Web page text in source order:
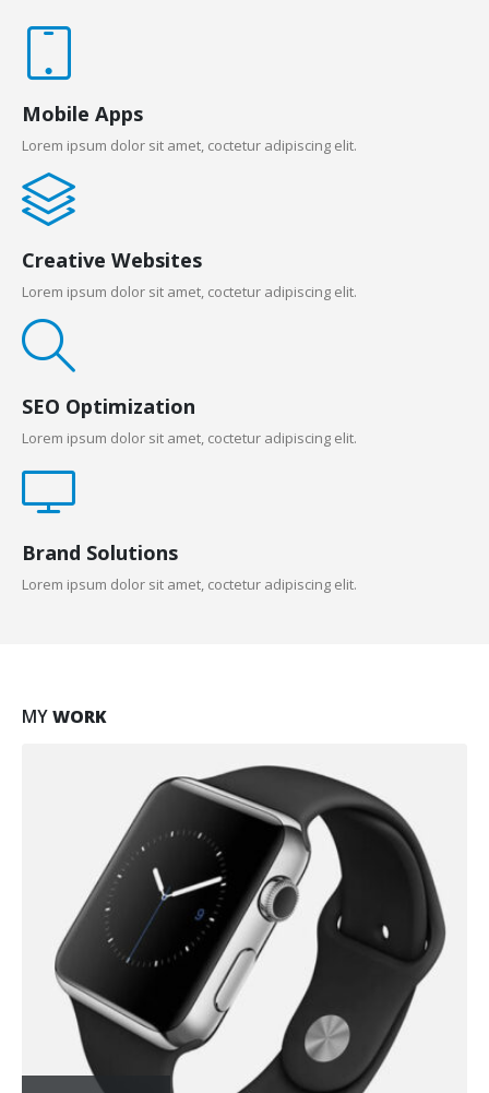
Mobile Apps
Lorem ipsum dolor sit amet, coctetur adipiscing elit.
Creative Websites
Lorem ipsum dolor sit amet, coctetur adipiscing elit.
SEO Optimization
Lorem ipsum dolor sit amet, coctetur adipiscing elit.
Brand Solutions
Lorem ipsum dolor sit amet, coctetur adipiscing elit.
MYWORK